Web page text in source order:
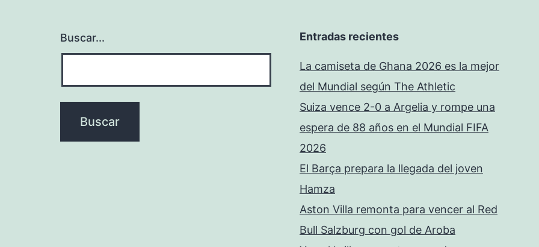
Buscar... Entradas recientes
La camiseta de Ghana 2026 es la mejor
del Mundial según The Athletic
Suiza vence 2-0 a Argelia y rompe una
espera de 88 años en el Mundial FIFA
2026
El Barça prepara la llegada del joven
Hamza
Aston Villa remonta para vencer al Red
Bull Salzburg con gol de Aroba